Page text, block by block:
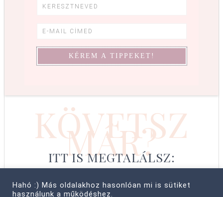
KÖVETSZ
MÁR?
ITT IS MEGTALÁLSZ:
Hahó :) Más oldalakhoz hasonlóan mi is sütiket
használunk a működéshez.